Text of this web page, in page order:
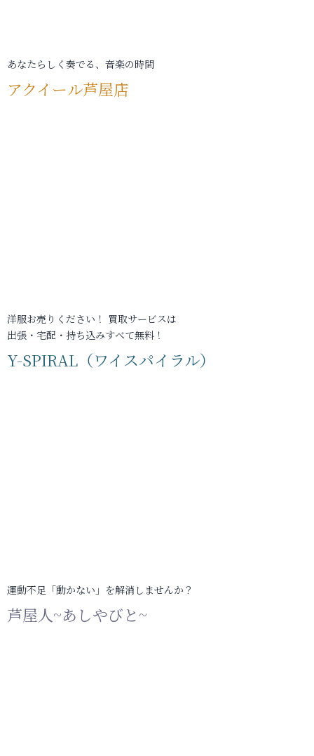
あなたらしく奏でる、音楽の時間
アクイール芦屋店
洋服お売りください！ 買取サービスは
出張・宅配・持ち込みすべて無料！
Y-SPIRAL（ワイスパイラル）
運動不足「動かない」を解消しませんか？
芦屋人~あしやびと~